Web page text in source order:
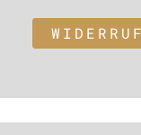
WIDERRUF